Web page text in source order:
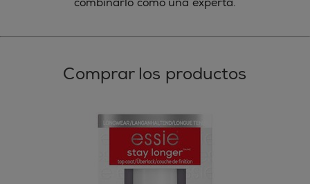
Comprar los productos